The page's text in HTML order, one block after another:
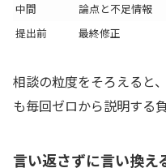
中間
論点と不足情報
提出前
最終修正
相談の粒度をそろえると
も毎回ゼロから説明する
言い返さずに言い換え